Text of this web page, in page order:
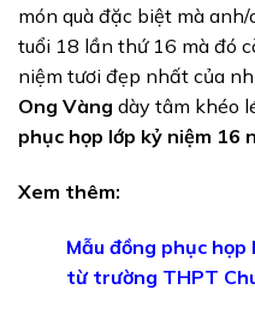
món quà đặc biệt mà
tuổi 18 lần thứ 16 mà đó
niệm tươi đẹp nhất của
Ong Vàng dày tâm khéo
phục họp lớp kỷ niệm 16
Xem thêm:
Mẫu đồng phục họp
từ trường THPT